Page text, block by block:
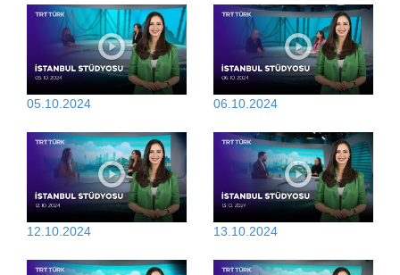
05.10.2024 06.10.2024
12.10.2024 13.10.2024